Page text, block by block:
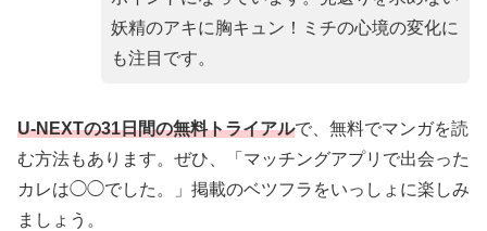
妖精のアキに胸キュン！ミチの心境の変化に
も注目です。
U-NEXTの31日間の無料トライアルで、無料でマンガを読
む方法もあります。ぜひ、「マッチングアプリで出会った
カレは◯◯でした。」掲載のベツフラをいっしょに楽しみ
ましょう。